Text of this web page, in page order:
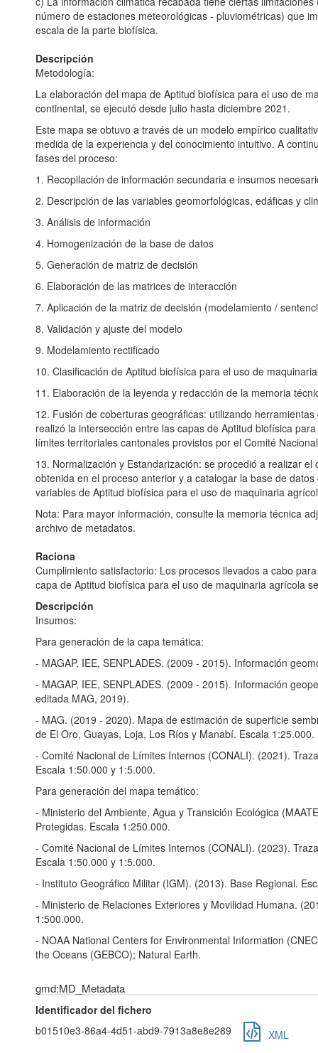
número de estaciones meteorológicas - pluviométricas) que
escala de la parte biofísica.
Descripción
Metodología:
La elaboración del mapa de Aptitud biofísica para el uso de
continental, se ejecutó desde julio hasta diciembre 2021.
Este mapa se obtuvo a través de un modelo empírico
medida de la experiencia y del conocimiento intuitivo. A
fases del proceso:
1. Recopilación de información secundaria e insumos
2. Descripción de las variables geomorfológicas, edáficas y
3. Análisis de información
4. Homogenización de la base de datos
5. Generación de matriz de decisión
6. Elaboración de las matrices de interacción
7. Aplicación de la matriz de decisión (modelamiento /
8. Validación y ajuste del modelo
9. Modelamiento rectificado
10. Clasificación de Aptitud biofísica para el uso de
11. Elaboración de la leyenda y redacción de la memoria
12. Fusión de coberturas geográficas: utilizando
realizó la intersección entre las capas de Aptitud biofísica
límites territoriales cantonales provistos por el Comité
13. Normalización y Estandarización: se procedió a realizar
obtenida en el proceso anterior y a catalogar la base de
variables de Aptitud biofísica para el uso de maquinaria
Nota: Para mayor información, consulte la memoria técnica
archivo de metadatos.
Raciona
Cumplimiento satisfactorio: Los procesos llevados a cabo
capa de Aptitud biofísica para el uso de maquinaria agrícola
Descripción
Insumos:
Para generación de la capa temática:
- MAGAP, IEE, SENPLADES. (2009 - 2015). Información
- MAGAP, IEE, SENPLADES. (2009 - 2015). Información
editada MAG, 2019).
- MAG. (2019 - 2020). Mapa de estimación de superficie
de El Oro, Guayas, Loja, Los Ríos y Manabí. Escala 1:25.000.
- Comité Nacional de Límites Internos (CONALI). (2021).
Escala 1:50.000 y 1:5.000.
Para generación del mapa temático:
- Ministerio del Ambiente, Agua y Transición Ecológica
Protegidas. Escala 1:250.000.
- Comité Nacional de Límites Internos (CONALI). (2023).
Escala 1:50.000 y 1:5.000.
- Instituto Geográfico Militar (IGM). (2013). Base Regional.
- Ministerio de Relaciones Exteriores y Movilidad Humana.
1:500.000.
- NOAA National Centers for Environmental Information
the Oceans (GEBCO); Natural Earth.
gmd:MD_Metadata
Identificador del fichero
b01510e3-86a4-4d51-abd9-7913a8e8e289
XML